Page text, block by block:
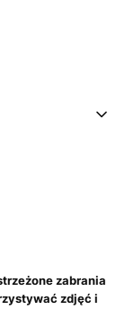
zabrania
zdjęć i